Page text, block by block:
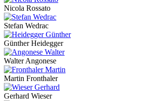
Nicola Rossato
Stefan Wedrac
Günther Heidegger
Walter Angonese
Martin Fronthaler
Gerhard Wieser